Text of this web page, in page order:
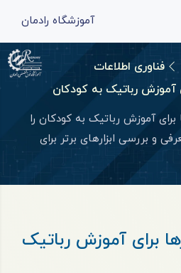
آموزشگاه رادمان
فناوری اطلاعات
آموزش رباتیک به کودکان
برای آموزش رباتیک به کودکان را
و بررسی ابزارهای برتر برای
برای آموزش رباتیک